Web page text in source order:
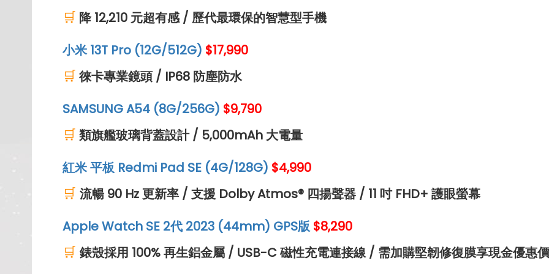
🛒 降 12,210 元超有感 / 歷代最環保的智慧型手機
小米 13T Pro (12G/512G) $17,990
🛒 徠卡專業鏡頭 / IP68 防塵防水
SAMSUNG A54 (8G/256G) $9,790
🛒 類旗艦玻璃背蓋設計 / 5,000mAh 大電量
紅米 平板 Redmi Pad SE (4G/128G) $4,990
🛒 流暢 90 Hz 更新率 / 支援 Dolby Atmos® 四揚聲器 / 11 吋 FHD+ 護眼螢幕
Apple Watch SE 2代 2023 (44mm) GPS版 $8,290
🛒 錶殼採用 100% 再生鋁金屬 / USB-C 磁性充電連接線 / 需加購堅韌修復膜享現金優惠價